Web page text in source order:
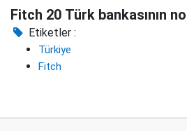
Fitch 20 Türk bankasının
Etiketler :
Türkiye
Fitch